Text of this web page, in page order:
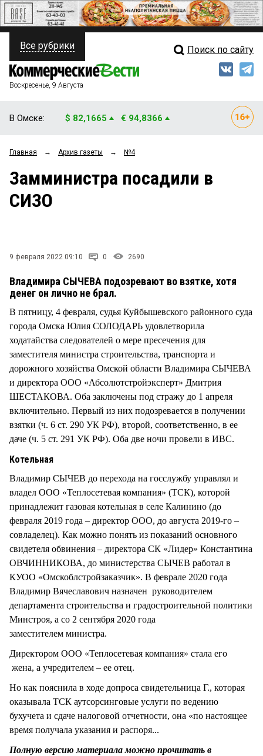
ПОЛИТИКА
ФИНАНСЫ
ОБЩЕСТВО
ЗАКОН
СТИЛЬ ЖИЗНИ
Свежий выпуск
Рейтинги
Все рубрики Поиск по сайту
Воскресенье, 9 Августа
В Омске: $ 82,1665 € 94,8366
Главная → Архив газеты → №4
Замминистра посадили в
СИЗО
9 февраля 2022 09:10 0 2690
Владимира СЫЧЕВА подозревают во взятке, хотя
денег он лично не брал.
В пятницу, 4 февраля, судья Куйбышевского районного суда
города Омска Юлия СОЛОДАРЬ удовлетворила
ходатайства следователей о мере пресечения для
заместителя министра строительства, транспорта и
дорожного хозяйства Омской области Владимира СЫЧЕВА
и директора ООО «Абсолютстройэксперт» Дмитрия
ШЕСТАКОВА. Оба заключены под стражу до 1 апреля
включительно. Первый из них подозревается в получении
взятки (ч. 6 ст. 290 УК РФ), второй, соответственно, в ее
даче (ч. 5 ст. 291 УК РФ). Оба две ночи провели в ИВС.
Котельная
Владимир СЫЧЕВ до перехода на госслужбу управлял и
владел ООО «Теплосетевая компания» (ТСК), которой
принадлежит газовая котельная в селе Калинино (до
февраля 2019 года – директор ООО, до августа 2019-го –
совладелец). Как можно понять из показаний основного
свидетеля обвинения – директора СК «Лидер» Константина
ОВЧИННИКОВА, до министерства СЫЧЕВ работал в
КУОО «Омскоблстройзаказчик». В феврале 2020 года
Владимир Вячеславович назначен руководителем
департамента строительства и градостроительной политики
Минстроя, а со 2 сентября 2020 года
заместителем министра.
Директором ООО «Теплосетевая компания» стала его
жена, а учредителем – ее отец.
Но как пояснила в ходе допроса свидетельница Г., которая
оказывала ТСК аутсорсинговые услуги по ведению
бухучета и сдаче налоговой отчетности, она «по настоящее
время получала указания и распоря...
Полную версию материала можно прочитать в